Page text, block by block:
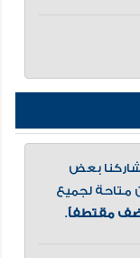
بعض
متاحة لجميع
مقتطفاً.